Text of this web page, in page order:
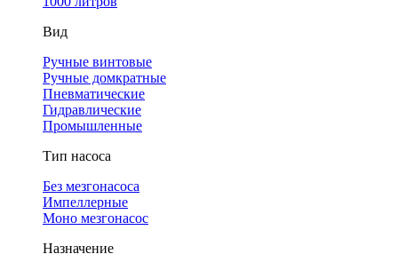
Вид
Ручные винтовые
Ручные домкратные
Пневматические
Гидравлические
Промышленные
Тип насоса
Без мезгонасоса
Импеллерные
Моно мезгонасос
Назначение